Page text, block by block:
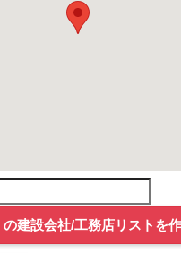
の建設会社/工務店リストを